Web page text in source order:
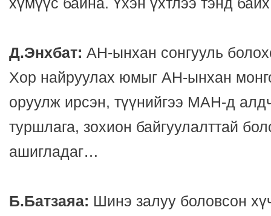
Д.Энхбат: АН-ынхан сонгууль
Хор найруулах юмыг АН-ынхан
оруулж ирсэн, түүнийгээ МАН-д
туршлага, зохион байгуулалттай
ашигладаг…
Б.Батзаяа: Шинэ залуу боловсон